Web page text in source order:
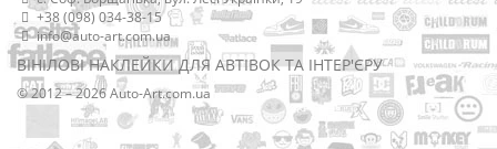
+38 (098) 034-38-15
info@auto-art.com.ua
ВІНІЛОВІ НАКЛЕЙКИ ДЛЯ АВТІВОК ТА ІНТЕР'ЄРУ
© 2012 – 2026 Auto-Art.com.ua